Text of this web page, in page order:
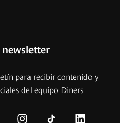
para recibir contenido y
del equipo Diners